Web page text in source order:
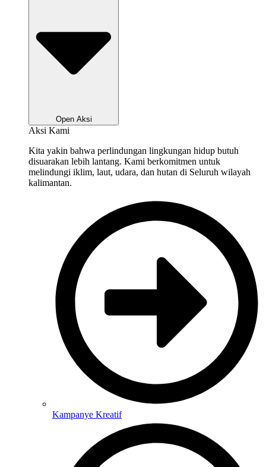
Open Aksi
Aksi Kami
Kita yakin bahwa perlindungan lingkungan hidup butuh
disuarakan lebih lantang. Kami berkomitmen untuk
melindungi iklim, laut, udara, dan hutan di Seluruh wilayah
kalimantan.
Kampanye Kreatif